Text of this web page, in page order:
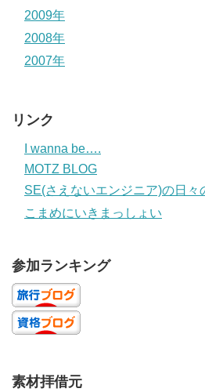
2009年
2008年
2007年
リンク
I wanna be….
MOTZ BLOG
SE(さえないエンジニア)の日々
こまめにいきまっしょい
参加ランキング
素材拝借元